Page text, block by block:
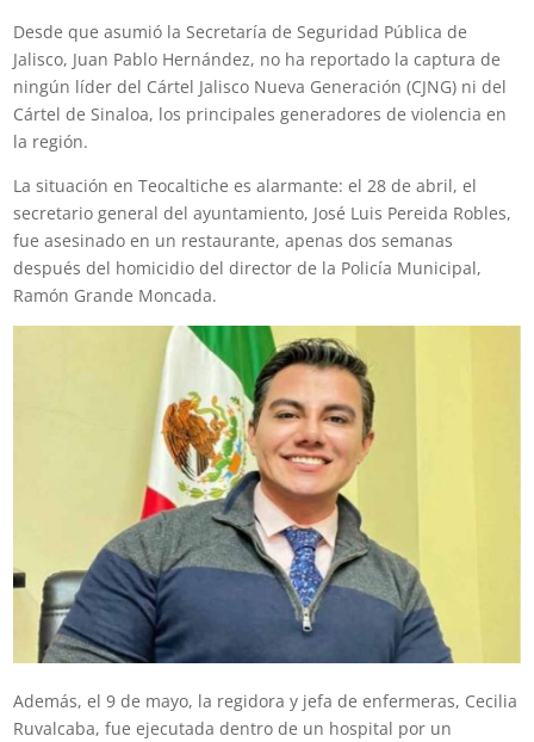
Desde que asumió la Secretaría de Seguridad Pública de
Jalisco, Juan Pablo Hernández, no ha reportado la captura de
ningún líder del Cártel Jalisco Nueva Generación (CJNG) ni del
Cártel de Sinaloa, los principales generadores de violencia en
la región.
La situación en Teocaltiche es alarmante: el 28 de abril, el
secretario general del ayuntamiento, José Luis Pereida Robles,
fue asesinado en un restaurante, apenas dos semanas
después del homicidio del director de la Policía Municipal,
Ramón Grande Moncada.
Además, el 9 de mayo, la regidora y jefa de enfermeras, Cecilia
Ruvalcaba, fue ejecutada dentro de un hospital por un